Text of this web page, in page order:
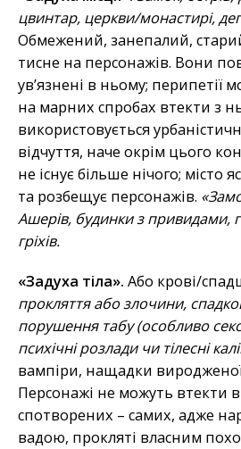
цвинтар, церкви/монастирі,
Обмежений, занепалий,
тисне на персонажів. Вони
ув’язнені в ньому; перипетії
на марних спробах втекти з
використовується
відчуття, наче окрім цього
не існує більше нічого; місто
та розбещує персонажів.
Ашерів, будинки з привидами,
гріхів.
«Задуха тіла». Або крові/
прокляття або злочини,
порушення табу (особливо
психічні розлади чи тілесні
вампіри, нащадки виродженої
Персонажі не можуть втекти
спотворених – самих, адже
вадою, прокляті власним